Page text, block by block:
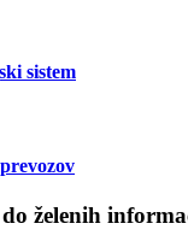
sistem
želenih